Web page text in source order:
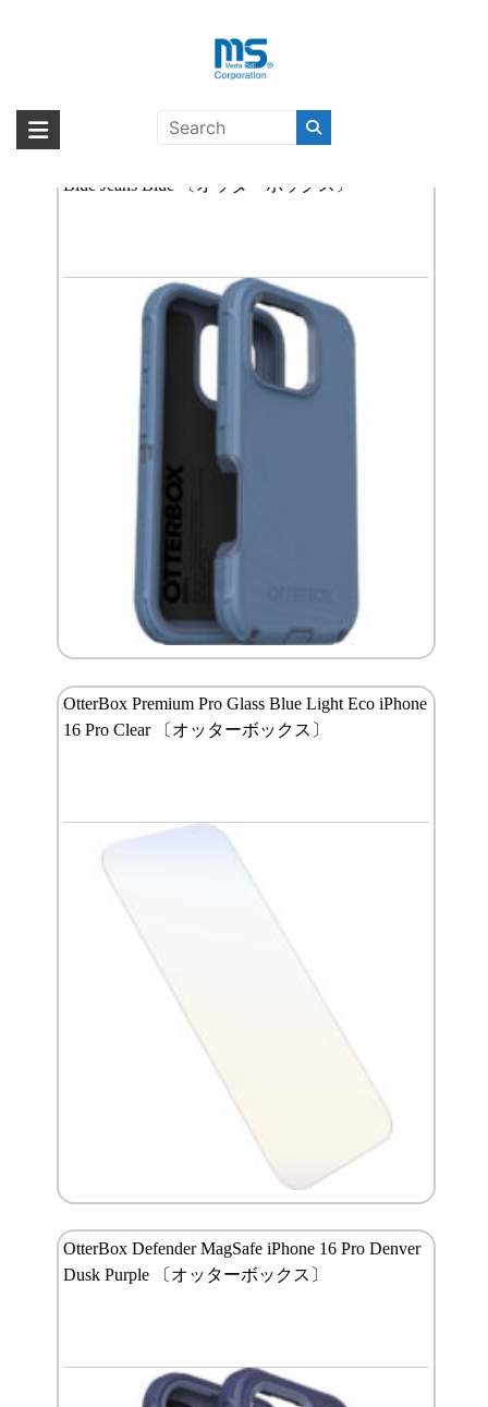
海外輸入ブランド商品｜株式会社
海外事業部が取り揃えている海外輸入商品には、日本では珍しい「海外ブ
ランド」をはじめ「ユニークな商品」「機能的な商品」「コストパフォー
Blue Jeans Blue 〔オッターボックス〕
OtterBox Premium Pro Glass Blue Light Eco iPhone
16 Pro Clear 〔オッターボックス〕
OtterBox Defender MagSafe iPhone 16 Pro Denver
Dusk Purple 〔オッターボックス〕